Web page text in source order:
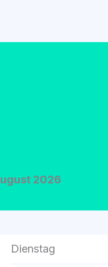
2026
Dienstag